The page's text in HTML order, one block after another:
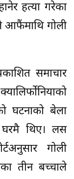
हत्या गरेका
आफैंमाथि गोली
समाचार
घटनाको बेला
घरमै थिए। लस
गोली
तीन बच्चाले